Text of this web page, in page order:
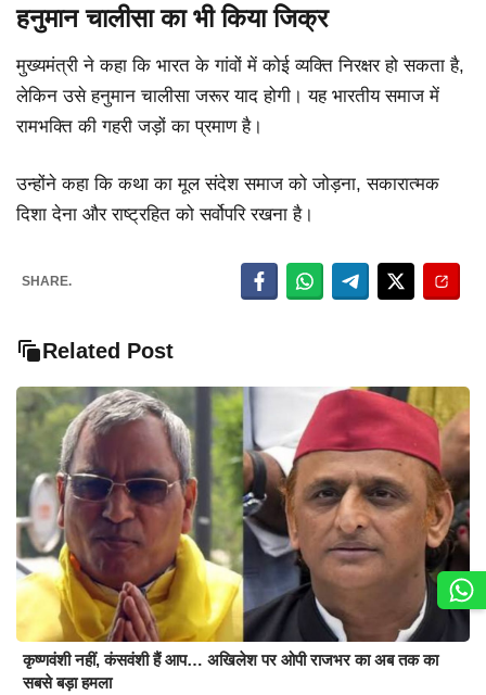
हनुमान चालीसा का भी किया जिक्र
मुख्यमंत्री ने कहा कि भारत के गांवों में कोई व्यक्ति निरक्षर हो सकता है,
लेकिन उसे हनुमान चालीसा जरूर याद होगी। यह भारतीय समाज में
रामभक्ति की गहरी जड़ों का प्रमाण है।
उन्होंने कहा कि कथा का मूल संदेश समाज को जोड़ना, सकारात्मक
दिशा देना और राष्ट्रहित को सर्वोपरि रखना है।
SHARE.
Related Post
कृष्णवंशी नहीं, कंसवंशी हैं आप… अखिलेश पर ओपी राजभर का अब तक का
सबसे बड़ा हमला